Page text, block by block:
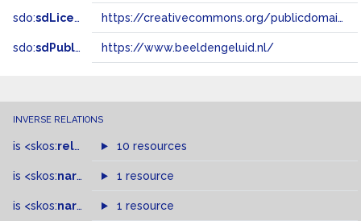
sdo:sdLicense https://creativecommons.org/publicdomain/zero/1.0/
sdo:sdPublisher https://www.beeldengeluid.nl/
INVERSE RELATIONS
is <skos:related > of
10 resources
is <skos:narrowMatch >of
1 resource
is <skos:narrower >of
1 resource